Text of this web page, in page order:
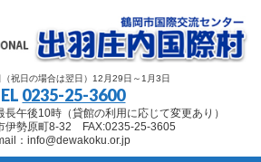
祝日の場合は翌日）12月29日～1月3日
0235-25-3600
午後10時（貸館の利用に応じて変更あり）
伊勢原町8-32 FAX:0235-25-3605
：info@dewakoku.or.jp